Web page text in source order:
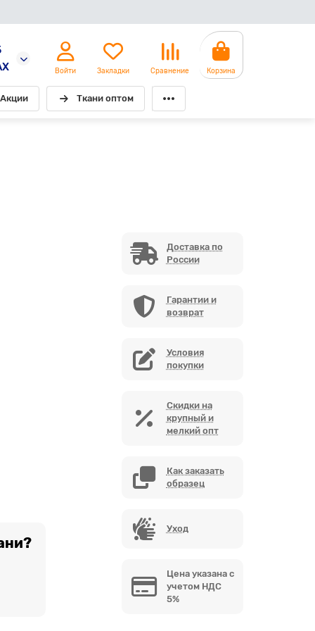
Войти Закладки Сравнение Корзина
Акции Ткани оптом
Доставка по
России
Гарантии и
возврат
Условия
покупки
Скидки на
крупный и
мелкий опт
Как заказать
образец
Уход
Цена указана с
учетом НДС
5%